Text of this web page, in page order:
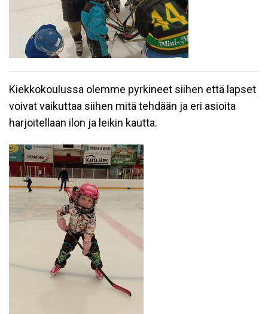
Kiekkokoulussa olemme pyrkineet siihen että lapset
voivat vaikuttaa siihen mitä tehdään ja eri asioita
harjoitellaan ilon ja leikin kautta.